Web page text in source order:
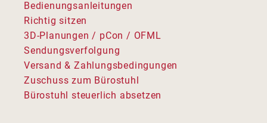
Bedienungsanleitungen
Richtig sitzen
3D-Planungen / pCon / OFML
Sendungsverfolgung
Versand & Zahlungsbedingungen
Zuschuss zum Bürostuhl
Bürostuhl steuerlich absetzen